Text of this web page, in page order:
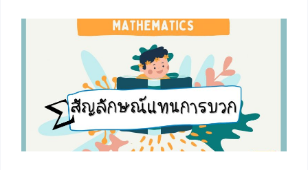
รูปแบที่เข้าใจง่าย ทำให้น้องๆสนุกกับการเรียนคณิตศาสตร์
ซึ่งเนื้อหาในบทความนี้เป็นเนื้อหาวิชาคณิตศาสตร์พื้นฐาน ชั้น
มัธยมศึกษาปีที่ 5 เอกนาม เอกนาม คือ นิพจน์ที่สามารถเขียน
ให้อยู่ในรูปการคูณของค่าคงตัวกับตัวแปรตั้งแต่หนึ่งตัวขึ้นไป
โดยเลขชี้กำลังของตัวแปรแต่ละตัวเป็นศูนย์หรือจำนวนเต็ม
บวก ค่าคงตัว คือ ตัวเลข ตัวแปร คือ สัญลักษณ์ของข้อมูลที่
เปลี่ยนแปลงได้ มักเขียนอยู่ในรูปสัญลักษณ์ x, y เอกนาม
ประกอบด้วย 2
+5